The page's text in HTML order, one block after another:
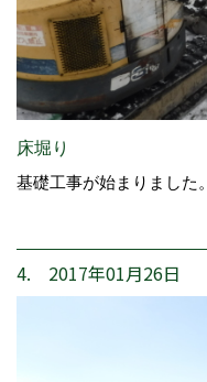
床堀り
基礎工事が始まりました。
4. 2017年01月26日